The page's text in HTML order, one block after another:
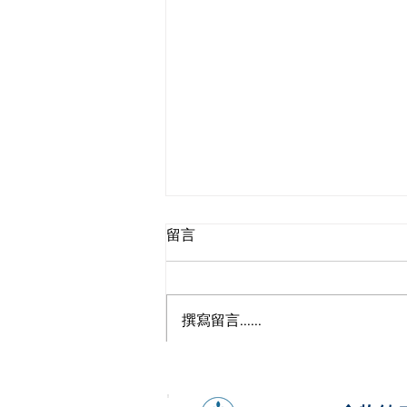
香港歐萊雅健康日
留言
撰寫留言......